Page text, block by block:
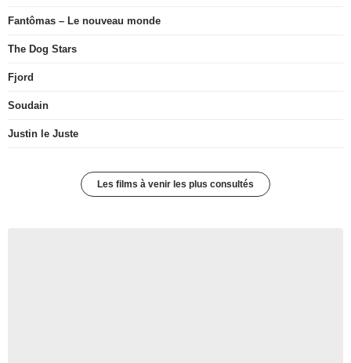
Fantômas – Le nouveau monde
The Dog Stars
Fjord
Soudain
Justin le Juste
Les films à venir les plus consultés